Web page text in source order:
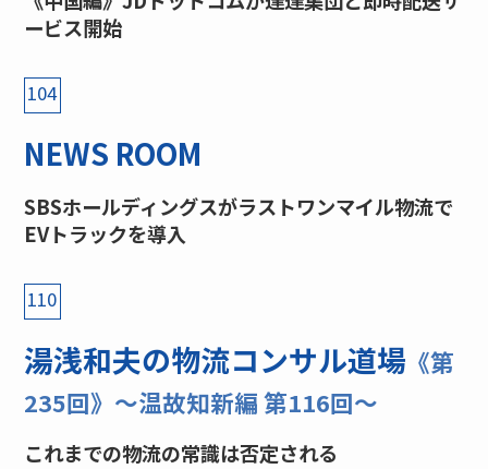
ービス開始
104
NEWS ROOM
SBSホールディングスがラストワンマイル物流で
EVトラックを導入
110
湯浅和夫の物流コンサル道場 《第
235回》〜温故知新編 第116回〜
これまでの物流の常識は否定される